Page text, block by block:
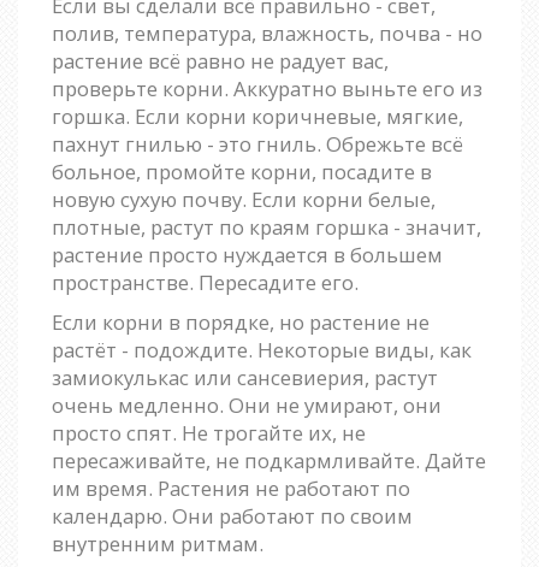
полив, температура, влажность, почва - но
растение всё равно не радует вас,
проверьте корни. Аккуратно выньте его из
горшка. Если корни коричневые, мягкие,
пахнут гнилью - это гниль. Обрежьте всё
больное, промойте корни, посадите в
новую сухую почву. Если корни белые,
плотные, растут по краям горшка - значит,
растение просто нуждается в большем
пространстве. Пересадите его.
Если корни в порядке, но растение не
растёт - подождите. Некоторые виды, как
замиокулькас или сансевиерия, растут
очень медленно. Они не умирают, они
просто спят. Не трогайте их, не
пересаживайте, не подкармливайте. Дайте
им время. Растения не работают по
календарю. Они работают по своим
внутренним ритмам.